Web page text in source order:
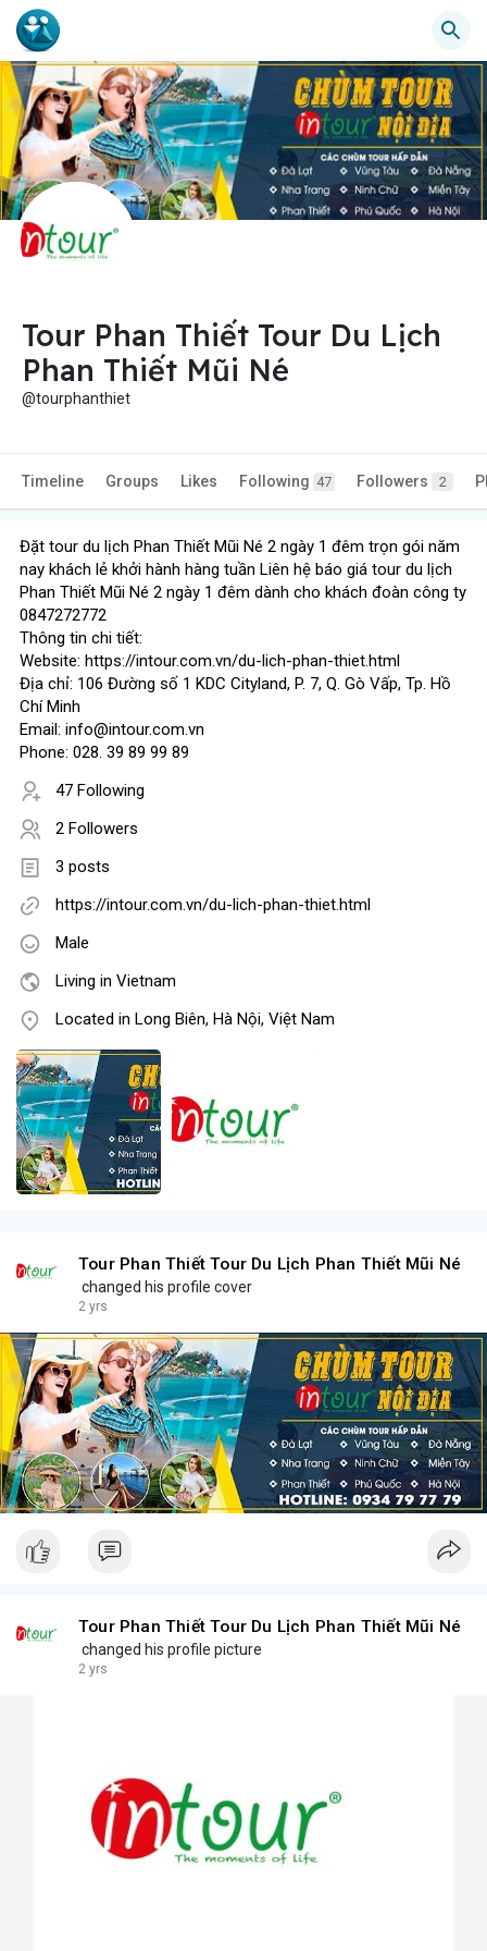
Tour Phan Thiết Tour Du Lịch
Phan Thiết Mũi Né
@tourphanthiet
Timeline Groups Likes Following 47 Followers 2
Đặt tour du lịch Phan Thiết Mũi Né 2 ngày 1 đêm trọn gói năm
nay khách lẻ khởi hành hàng tuần Liên hệ báo giá tour du lịch
Phan Thiết Mũi Né 2 ngày 1 đêm dành cho khách đoàn công ty
0847272772
Thông tin chi tiết:
Website: https://intour.com.vn/du-lich-phan-thiet.html
Địa chỉ: 106 Đường số 1 KDC Cityland, P. 7, Q. Gò Vấp, Tp. Hồ
Chí Minh
Email: info@intour.com.vn
Phone: 028. 39 89 99 89
47 Following
2 Followers
3 posts
https://intour.com.vn/du-lich-phan-thiet.html
Male
Living in Vietnam
Located in Long Biên, Hà Nội, Việt Nam
Tour Phan Thiết Tour Du Lịch Phan Thiết Mũi Né
changed his profile cover
2 yrs
Tour Phan Thiết Tour Du Lịch Phan Thiết Mũi Né
changed his profile picture
2 yrs